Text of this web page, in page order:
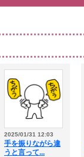
2025/01/31 12:03
手を振りながら違
うと言って...